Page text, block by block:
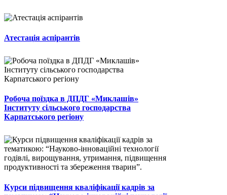
Атестація аспірантів
Робоча поїздка в ДПДГ «Миклашів»
Інституту сільського господарства
Карпатського регіону
Курси підвищення кваліфікації кадрів за